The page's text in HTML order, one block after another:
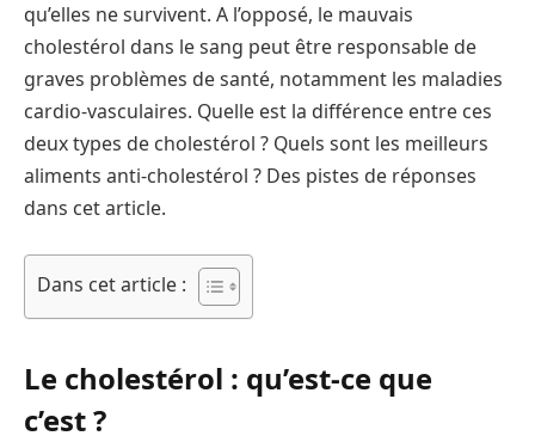
qu’elles ne survivent. A l’opposé, le mauvais
cholestérol dans le sang peut être responsable de
graves problèmes de santé, notamment les maladies
cardio-vasculaires. Quelle est la différence entre ces
deux types de cholestérol ? Quels sont les meilleurs
aliments anti-cholestérol ? Des pistes de réponses
dans cet article.
Dans cet article :
Le cholestérol : qu’est-ce que
c’est ?